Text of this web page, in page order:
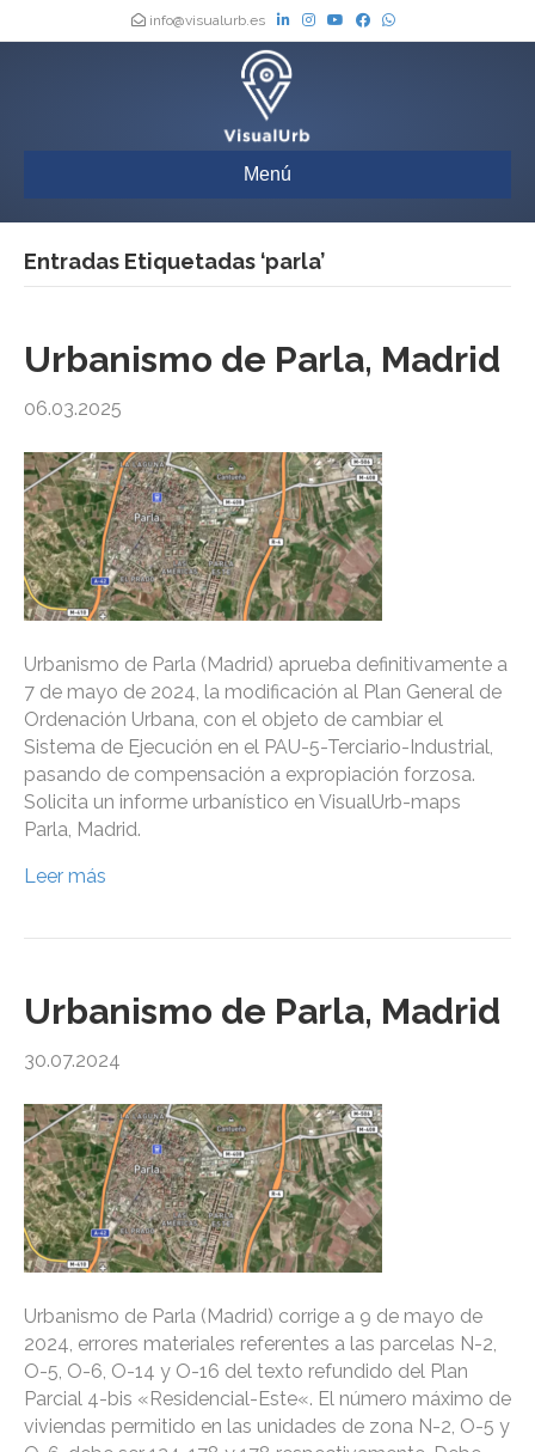
info@visualurb.es
Menú
Entradas Etiquetadas ‘parla’
Urbanismo de Parla, Madrid
06.03.2025
Urbanismo de Parla (Madrid) aprueba definitivamente a
7 de mayo de 2024, la modificación al Plan General de
Ordenación Urbana, con el objeto de cambiar el
Sistema de Ejecución en el PAU-5-Terciario-Industrial,
pasando de compensación a expropiación forzosa.
Solicita un informe urbanístico en VisualUrb-maps
Parla, Madrid.
Leer más
Urbanismo de Parla, Madrid
30.07.2024
Urbanismo de Parla (Madrid) corrige a 9 de mayo de
2024, errores materiales referentes a las parcelas N-2,
O-5, O-6, O-14 y O-16 del texto refundido del Plan
Parcial 4-bis «Residencial-Este«. El número máximo de
viviendas permitido en las unidades de zona N-2, O-5 y